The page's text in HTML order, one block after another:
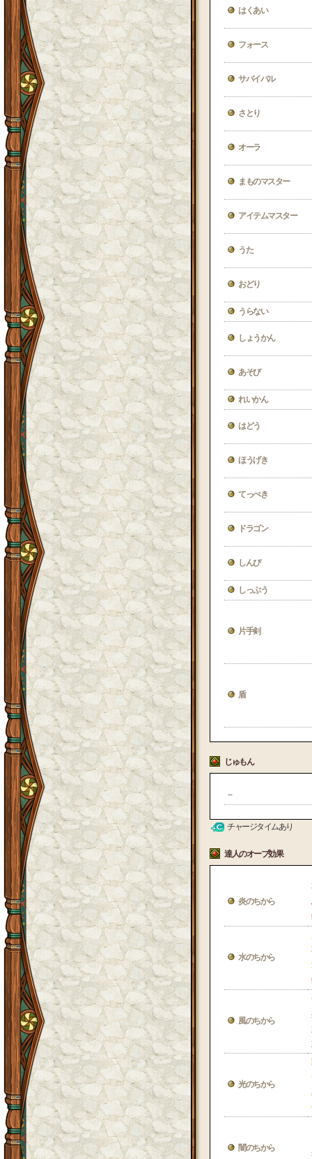
はくあい
フォース
サバイバル
さとり
オーラ
まものマスター
アイテムマスター
うた
おどり
うらない
しょうかん
あそび
れいかん
はどう
ほうげき
てっぺき
ドラゴン
しんぴ
しっぷう
片手剣
盾
じゅもん
--
チャージタイムあり
達人のオーブ効果
炎のちから
水のちから
風のちから
光のちから
闇のちから